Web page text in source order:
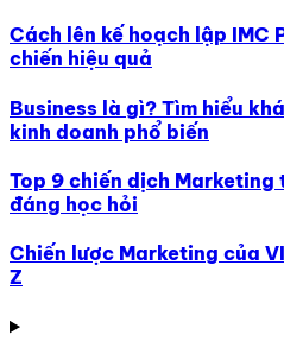
Cách lên kế hoạch lập IMC
chiến hiệu quả
Business là gì? Tìm hiểu
kinh doanh phổ biến
Top 9 chiến dịch Marketing
đáng học hỏi
Chiến lược Marketing của
Z